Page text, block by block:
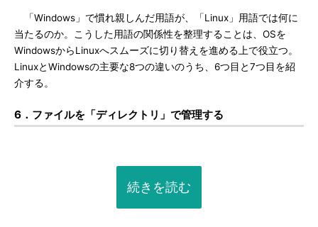
「Windows」で慣れ親しんだ用語が、「Linux」用語では何に
当たるのか。こうした用語の関係性を整理することは、OSを
WindowsからLinuxへスムーズに切り替えを進める上で役立つ。
LinuxとWindowsの主要な8つの違いのうち、6つ目と7つ目を紹
介する。
6．ファイルを「ディレクトリ」で管理する
続きを読む